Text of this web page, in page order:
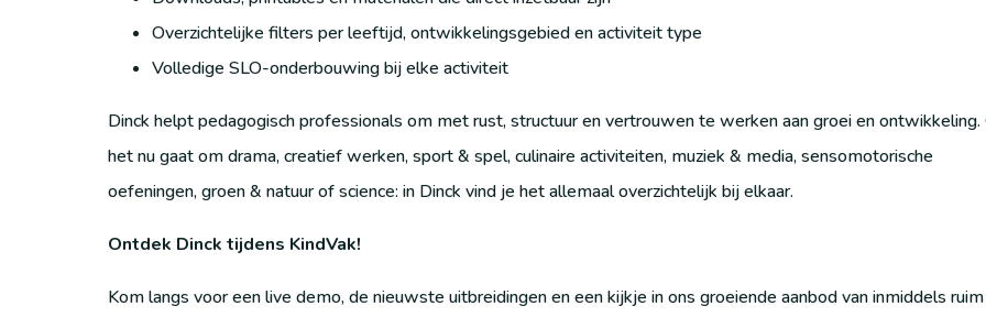
Overzichtelijke filters per leeftijd, ontwikkelingsgebied en activiteit type
Volledige SLO-onderbouwing bij elke activiteit
Dinck helpt pedagogisch professionals om met rust, structuur en vertrouwen te werken aan groei en ontwikkeling.
het nu gaat om drama, creatief werken, sport & spel, culinaire activiteiten, muziek & media, sensomotorische
oefeningen, groen & natuur of science: in Dinck vind je het allemaal overzichtelijk bij elkaar.
Ontdek Dinck tijdens KindVak!
Kom langs voor een live demo, de nieuwste uitbreidingen en een kijkje in ons groeiende aanbod van inmiddels ruim